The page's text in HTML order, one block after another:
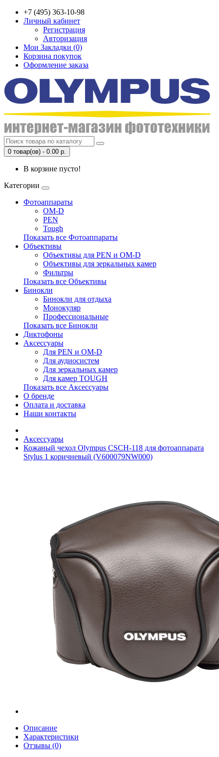
+7 (495) 363-10-98
Личный кабинет
Регистрация
Авторизация
Мои Закладки (0)
Корзина покупок
Оформление заказа
0 товар(ов) - 0.00 р.
В корзине пусто!
Категории
Фотоаппараты
OM-D
PEN
Tough
Показать все Фотоаппараты
Объективы
Объективы для PEN и OM-D
Объективы для зеркальных камер
Фильтры
Показать все Объективы
Бинокли
Бинокли для отдыха
Монокуляр
Профессиональные
Показать все Бинокли
Диктофоны
Аксессуары
Для PEN и OM-D
Для аудиосистем
Для зеркальных камер
Для камер TOUGH
Показать все Аксессуары
О бренде
Оплата и доставка
Наши контакты
Аксессуары
Кожаный чехол Olympus CSCH-118 для фотоаппарата
Stylus 1 коричневый (V600079NW000)
Описание
Характеристики
Отзывы (0)